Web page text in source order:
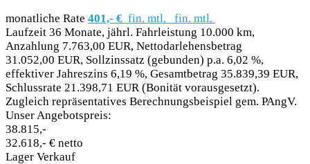
monatliche Rate 401,- € fin. mtl.
fin. mtl.
Laufzeit 36 Monate, jährl. Fahrleistung 10.000 km,
Anzahlung 7.763,00 EUR, Nettodarlehensbetrag
31.052,00 EUR, Sollzinssatz (gebunden) p.a. 6,02 %,
effektiver Jahreszins 6,19 %, Gesamtbetrag 35.839,39 EUR,
Schlussrate 21.398,71 EUR (Bonität vorausgesetzt).
Zugleich repräsentatives Berechnungsbeispiel gem. PAngV.
Unser Angebotspreis:
38.815,-
32.618,- € netto
Lager Verkauf